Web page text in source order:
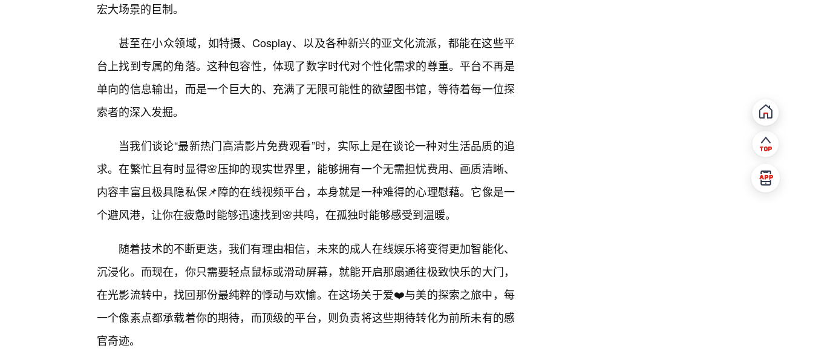
宏大场景的巨制。
甚至在小众领域，如特摄、Cosplay、以及各种新兴的亚文化流派，都能在这些平
台上找到专属的角落。这种包容性，体现了数字时代对个性化需求的尊重。平台不再是
单向的信息输出，而是一个巨大的、充满了无限可能性的欲望图书馆，等待着每一位探
索者的深入发掘。
当我们谈论“最新热门高清影片免费观看”时，实际上是在谈论一种对生活品质的追
求。在繁忙且有时显得🌸压抑的现实世界里，能够拥有一个无需担忧费用、画质清晰、
内容丰富且极具隐私保📌障的在线视频平台，本身就是一种难得的心理慰藉。它像是一
个避风港，让你在疲惫时能够迅速找到🌸共鸣，在孤独时能够感受到温暖。
随着技术的不断更迭，我们有理由相信，未来的成人在线娱乐将变得更加智能化、
沉浸化。而现在，你只需要轻点鼠标或滑动屏幕，就能开启那扇通往极致快乐的大门，
在光影流转中，找回那份最纯粹的悸动与欢愉。在这场关于爱❤️与美的探索之旅中，每
一个像素点都承载着你的期待，而顶级的平台，则负责将这些期待转化为前所未有的感
官奇迹。